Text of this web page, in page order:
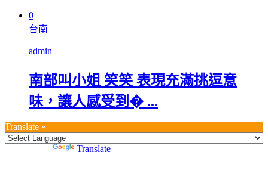
0
台南
admin
南部叫小姐 笑笑 表現充滿挑逗意
味，讓人感受到� ...
Translate »
Translate